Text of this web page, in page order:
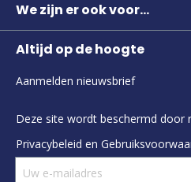
We zijn er ook voor...
Altijd op de hoogte
Aanmelden nieuwsbrief
Deze site wordt beschermd door
Privacybeleid en